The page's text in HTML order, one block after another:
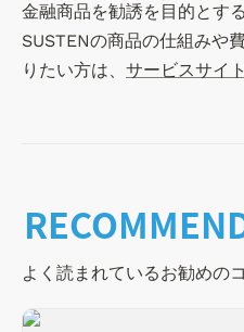
金融商品を勧誘を目的とす
SUSTENの商品の仕組みや
りたい方は、 サービスサイト
よく読まれているお勧めの
「節枠」って何？SUSTEN